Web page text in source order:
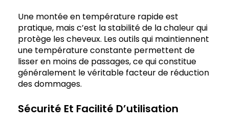
Une montée en température rapide est
pratique, mais c’est la stabilité de la chaleur qui
protège les cheveux. Les outils qui maintiennent
une température constante permettent de
lisser en moins de passages, ce qui constitue
généralement le véritable facteur de réduction
des dommages.
Sécurité Et Facilité D’utilisation